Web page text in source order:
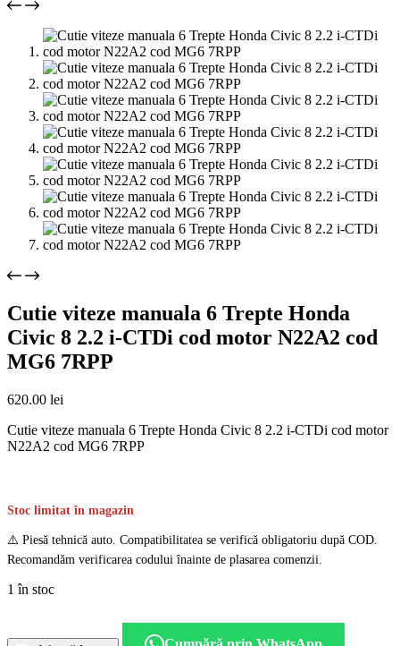
Cutie viteze manuala 6 Trepte Honda
Civic 8 2.2 i-CTDi cod motor N22A2 cod
MG6 7RPP
620.00 lei
Cutie viteze manuala 6 Trepte Honda Civic 8 2.2 i-CTDi cod motor
N22A2 cod MG6 7RPP
Stoc limitat în magazin
⚠️ Piesă tehnică auto. Compatibilitatea se verifică obligatoriu după COD.
Recomandăm verificarea codului înainte de plasarea comenzii.
1 în stoc
Cutie